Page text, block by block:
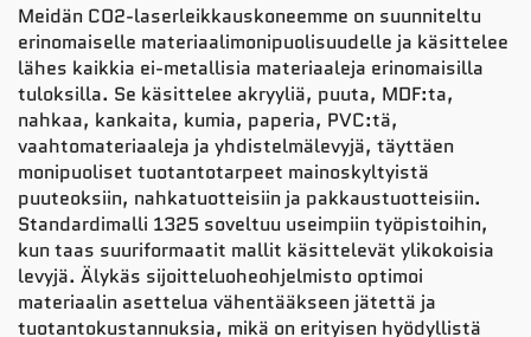
Meidän CO2-laserleikkauskoneemme on suunniteltu
erinomaiselle materiaalimonipuolisuudelle ja käsittelee
lähes kaikkia ei-metallisia materiaaleja erinomaisilla
tuloksilla. Se käsittelee akryyliä, puuta, MDF:ta,
nahkaa, kankaita, kumia, paperia, PVC:tä,
vaahtomateriaaleja ja yhdistelmälevyjä, täyttäen
monipuoliset tuotantotarpeet mainoskyltyistä
puuteoksiin, nahkatuotteisiin ja pakkaustuotteisiin.
Standardimalli 1325 soveltuu useimpiin työpistoihin,
kun taas suuriformaatit mallit käsittelevät ylikokoisia
levyjä. Älykäs sijoitteluoheohjelmisto optimoi
materiaalin asettelua vähentääkseen jätettä ja
tuotantokustannuksia, mikä on erityisen hyödyllistä